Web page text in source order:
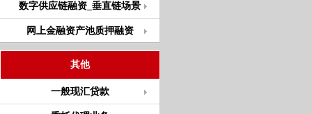
数字供应链融资_垂直链场景
网上金融资产池质押融资
其他
一般现汇贷款